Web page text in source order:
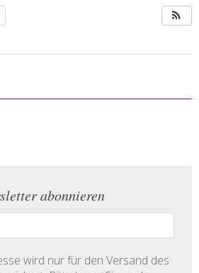
abonnieren
wird nur für den Versand des